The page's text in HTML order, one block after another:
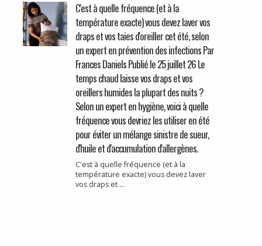
C'est à quelle fréquence (et à la
température exacte) vous devez laver vos
draps et vos taies d'oreiller cet été, selon
un expert en prévention des infections Par
Frances Daniels Publié le 25 juillet 26 Le
temps chaud laisse vos draps et vos
oreillers humides la plupart des nuits ?
Selon un expert en hygiène, voici à quelle
fréquence vous devriez les utiliser en été
pour éviter un mélange sinistre de sueur,
d'huile et d'accumulation d'allergènes.
C'est à quelle fréquence (et à la
température exacte) vous devez laver
vos draps et ...